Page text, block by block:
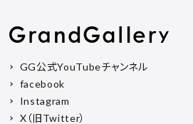
GG公式YouTubeチャンネル
facebook
Instagram
X（旧Twitter）